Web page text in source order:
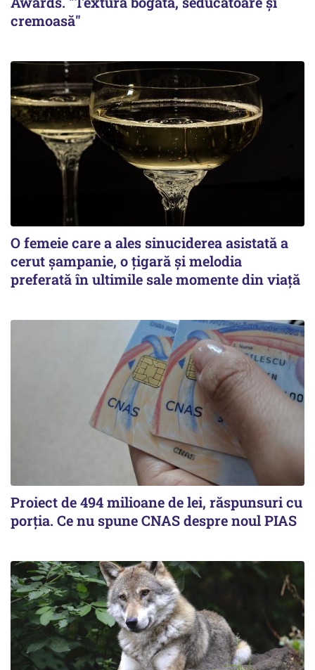
cremoasă"
O femeie care a ales sinuciderea asistată a
cerut șampanie, o țigară și melodia
preferată în ultimile sale momente din viață
Proiect de 494 milioane de lei, răspunsuri cu
porția. Ce nu spune CNAS despre noul PIAS